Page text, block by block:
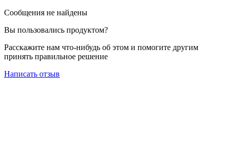
Сообщения не найдены
Вы пользовались продуктом?
Расскажите нам что-нибудь об этом и помогите другим
принять правильное решение
Написать отзыв